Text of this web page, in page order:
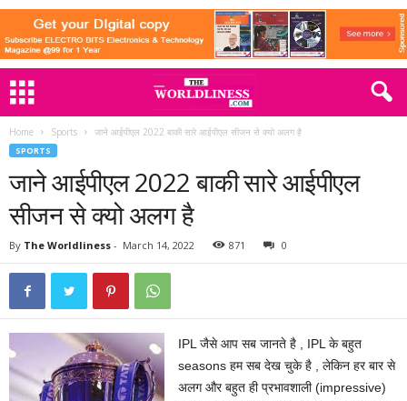
Home Sports जाने आईपीएल 2022 बाकी सारे आईपीएल सीजन से क्यो अलग है
SPORTS
जाने आईपीएल 2022 बाकी सारे आईपीएल
सीजन से क्यो अलग है
By The Worldliness - March 14, 2022 871 0
IPL जैसे आप सब जानते है , IPL के बहुत
seasons हम सब देख चुके है , लेकिन हर बार से
अलग और बहुत ही प्रभावशाली (impressive)